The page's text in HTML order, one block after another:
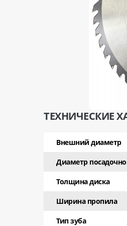
ТЕХНИЧЕСКИЕ
Внешний диаметр
Диаметр
Толщина диска
Ширина пропила
Тип зуба